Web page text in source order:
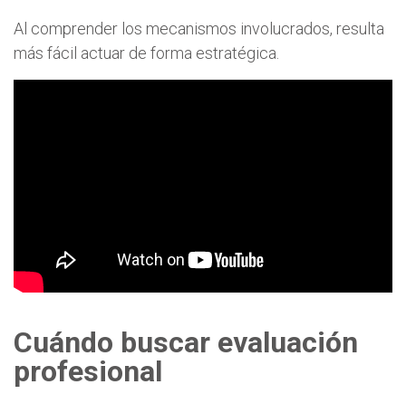
Al comprender los mecanismos involucrados, resulta
más fácil actuar de forma estratégica.
Cuándo buscar evaluación
profesional